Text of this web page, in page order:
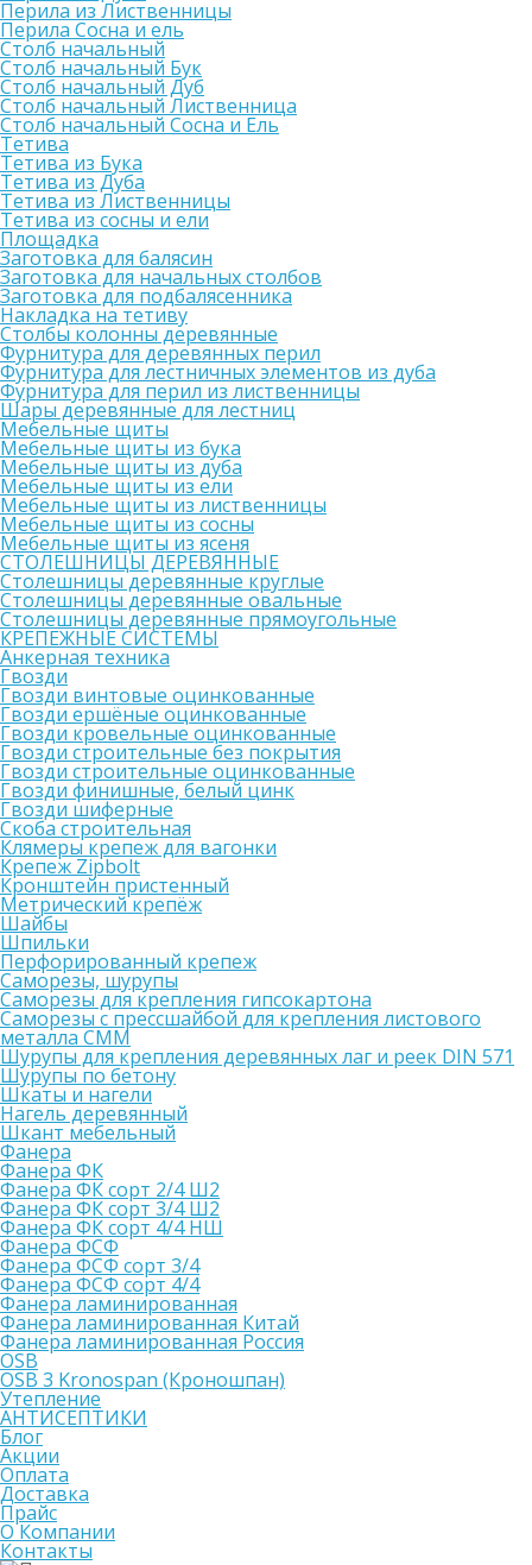
Перила из Лиственницы
Перила Сосна и ель
Столб начальный
Столб начальный Бук
Столб начальный Дуб
Столб начальный Лиственница
Столб начальный Сосна и Ель
Тетива
Тетива из Бука
Тетива из Дуба
Тетива из Лиственницы
Тетива из сосны и ели
Площадка
Заготовка для балясин
Заготовка для начальных столбов
Заготовка для подбалясенника
Накладка на тетиву
Столбы колонны деревянные
Фурнитура для деревянных перил
Фурнитура для лестничных элементов из дуба
Фурнитура для перил из лиственницы
Шары деревянные для лестниц
Мебельные щиты
Мебельные щиты из бука
Мебельные щиты из дуба
Мебельные щиты из ели
Мебельные щиты из лиственницы
Мебельные щиты из сосны
Мебельные щиты из ясеня
СТОЛЕШНИЦЫ ДЕРЕВЯННЫЕ
Столешницы деревянные круглые
Столешницы деревянные овальные
Столешницы деревянные прямоугольные
КРЕПЕЖНЫЕ СИСТЕМЫ
Анкерная техника
Гвозди
Гвозди винтовые оцинкованные
Гвозди ершёные оцинкованные
Гвозди кровельные оцинкованные
Гвозди строительные без покрытия
Гвозди строительные оцинкованные
Гвозди финишные, белый цинк
Гвозди шиферные
Скоба строительная
Клямеры крепеж для вагонки
Крепеж Zipbolt
Кронштейн пристенный
Метрический крепёж
Шайбы
Шпильки
Перфорированный крепеж
Саморезы, шурупы
Саморезы для крепления гипсокартона
Саморезы с прессшайбой для крепления листового
металла СММ
Шурупы для крепления деревянных лаг и реек DIN 571
Шурупы по бетону
Шкаты и нагели
Нагель деревянный
Шкант мебельный
Фанера
Фанера ФК
Фанера ФК сорт 2/4 Ш2
Фанера ФК сорт 3/4 Ш2
Фанера ФК сорт 4/4 НШ
Фанера ФСФ
Фанера ФСФ сорт 3/4
Фанера ФСФ сорт 4/4
Фанера ламинированная
Фанера ламинированная Китай
Фанера ламинированная Россия
OSB
OSB 3 Kronospan (Кроношпан)
Утепление
АНТИСЕПТИКИ
Блог
Акции
Оплата
Доставка
Прайс
О Компании
Контакты